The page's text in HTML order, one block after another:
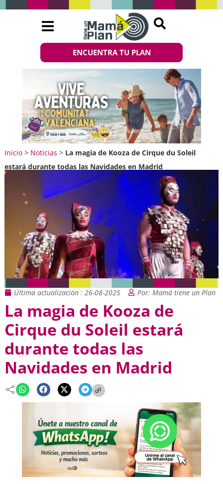
ENCUENTRA TU PLAN
Inicio> Noticias > La magia de Kooza de Cirque du Soleil
estará durante todas las Navidades en Madrid
Última actualización : 26-08-2025 Por: Mamá tiene un Plan
La magia de Kooza de
Cirque du Soleil estará
durante todas las
Navidades en Madrid